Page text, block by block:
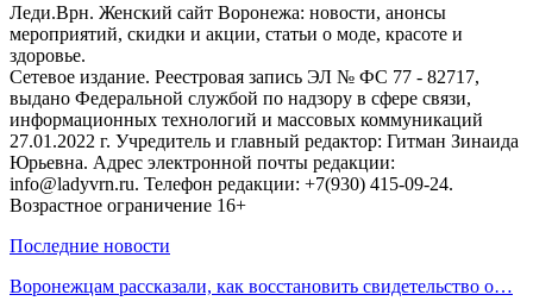
Леди.Врн. Женский сайт Воронежа: новости, анонсы
мероприятий, скидки и акции, статьи о моде, красоте и
здоровье.
Сетевое издание. Реестровая запись ЭЛ № ФС 77 - 82717,
выдано Федеральной службой по надзору в сфере связи,
информационных технологий и массовых коммуникаций
27.01.2022 г. Учредитель и главный редактор: Гитман Зинаида
Юрьевна. Адрес электронной почты редакции:
info@ladyvrn.ru. Телефон редакции: +7(930) 415-09-24.
Возрастное ограничение 16+
Последние новости
Воронежцам рассказали, как восстановить свидетельство о…